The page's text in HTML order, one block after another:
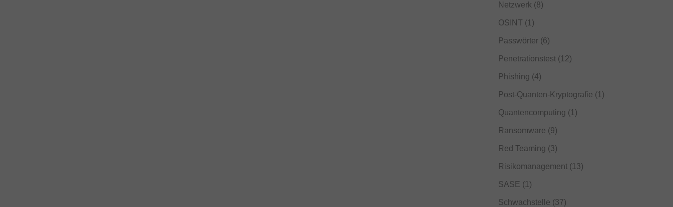
Netzwerk (8)
OSINT (1)
Passwörter(6)
Penetrationstest(12)
Phishing (4)
Post-Quanten-Kryptografie (1)
Quantencomputing (1)
Ransomware (9)
Red Teaming (3)
Risikomanagement(13)
SASE (1)
Schwachstelle (37)